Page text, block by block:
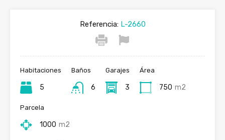
Referencia:L-2660
Habitaciones
5
Baños
6
Garajes
3
Área
750 m2
Parcela
1000 m2